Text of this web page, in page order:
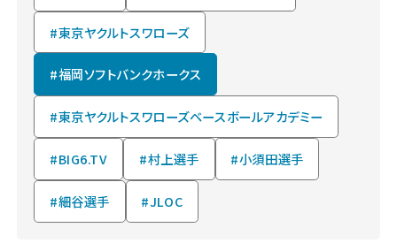
#東京ヤクルトスワローズ
#福岡ソフトバンクホークス
#東京ヤクルトスワローズベースボールアカデミー
#BIG6.TV #村上選手 #小須田選手
#細谷選手 #JLOC